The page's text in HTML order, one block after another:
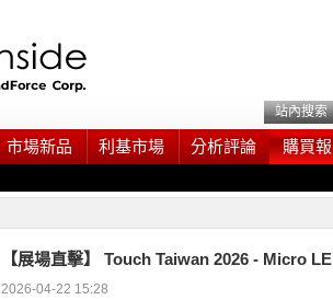
站內搜索
市場新品 利基市場 分析評論 購買
【展場直擊】 Touch Taiwan 2026 - Micro
2026-04-22 15:28